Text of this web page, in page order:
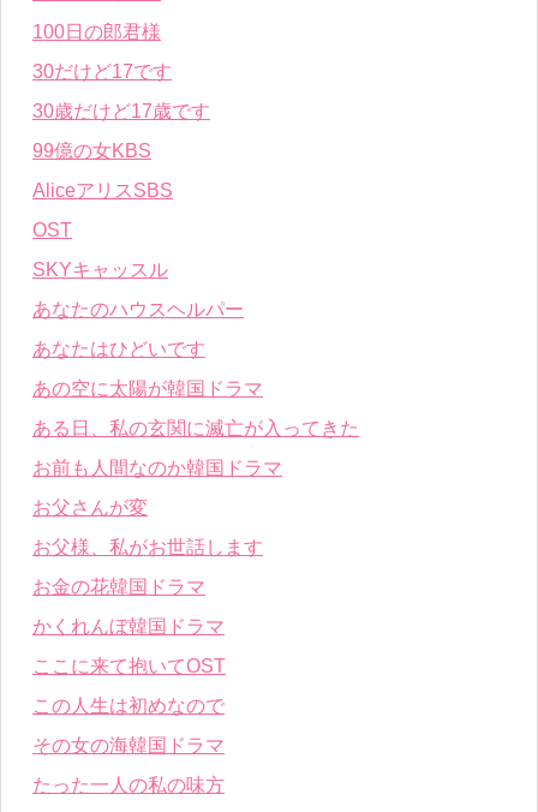
100日の郎君様
30だけど17です
30歳だけど17歳です
99億の女KBS
AliceアリスSBS
OST
SKYキャッスル
あなたのハウスヘルパー
あなたはひどいです
あの空に太陽が韓国ドラマ
ある日、私の玄関に滅亡が入ってきた
お前も人間なのか韓国ドラマ
お父さんが変
お父様、私がお世話します
お金の花韓国ドラマ
かくれんぼ韓国ドラマ
ここに来て抱いてOST
この人生は初めなので
その女の海韓国ドラマ
たった一人の私の味方